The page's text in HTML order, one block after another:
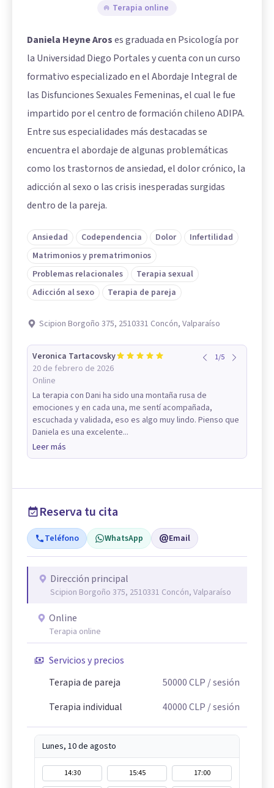
Terapia online
Daniela Heyne Aroses graduada en Psicología por
la Universidad Diego Portales y cuenta con un curso
formativo especializado en el Abordaje Integral de
las Disfunciones Sexuales Femeninas, el cual le fue
impartido por el centro de formación chileno ADIPA.
Entre sus especialidades más destacadas se
encuentra el abordaje de algunas problemáticas
como los trastornos de ansiedad, el dolor crónico, la
adicción al sexo o las crisis inesperadas surgidas
dentro de la pareja.
Ansiedad Codependencia Dolor
Infertilidad
Matrimonios y prematrimonios
Problemas relacionales
Terapia sexual
Adicción al sexo
Terapia de pareja
Scipion Borgoño 375, 2510331 Concón, Valparaíso
Veronica Tartacovsky
20 de febrero de 2026
Online
1/5
La terapia con Dani ha sido una montaña rusa de
emociones y en cada una, me sentí acompañada,
escuchada y validada, eso es algo muy lindo. Pienso que
Daniela es una excelente...
Leer más
Reserva tu cita
Teléfono WhatsApp Email
Dirección principal
Scipion Borgoño 375, 2510331 Concón, Valparaíso
Online
Terapia online
Servicios y precios
Terapia de pareja
50000CLP / sesión
Terapia individual
40000CLP / sesión
Lunes, 10 de agosto
14:30 15:45
17:00